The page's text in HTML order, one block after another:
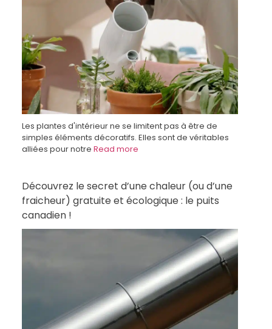
Les plantes d'intérieur ne se limitent pas à être de
simples éléments décoratifs. Elles sont de véritables
alliées pour notre Read more
Découvrez le secret d’une chaleur (ou d’une
fraicheur) gratuite et écologique : le puits
canadien !